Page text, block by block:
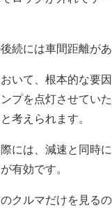
続には車間距離が
いて、根本的な要
プを点灯させてい
考えられます。
には、減速と同時
有効です。
クルマだけを見る